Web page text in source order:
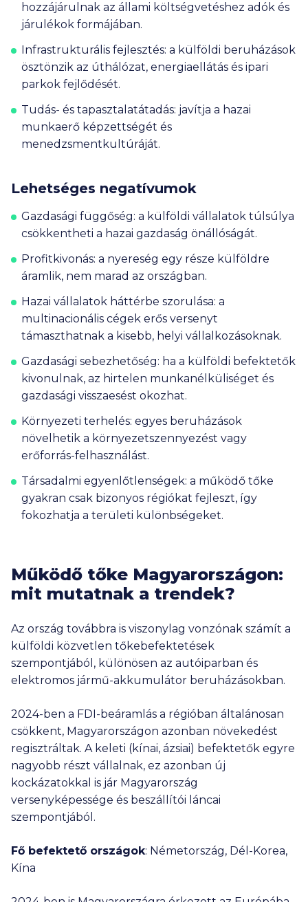
hozzájárulnak az állami költségvetéshez adók és
járulékok formájában.
Infrastrukturális fejlesztés: a külföldi beruházások
ösztönzik az úthálózat, energiaellátás és ipari
parkok fejlődését.
Tudás- és tapasztalatátadás: javítja a hazai
munkaerő képzettségét és
menedzsmentkultúráját.
Lehetséges negatívumok
Gazdasági függőség: a külföldi vállalatok túlsúlya
csökkentheti a hazai gazdaság önállóságát.
Profitkivonás: a nyereség egy része külföldre
áramlik, nem marad az országban.
Hazai vállalatok háttérbe szorulása: a
multinacionális cégek erős versenyt
támaszthatnak a kisebb, helyi vállalkozásoknak.
Gazdasági sebezhetőség: ha a külföldi befektetők
kivonulnak, az hirtelen munkanélküliséget és
gazdasági visszaesést okozhat.
Környezeti terhelés: egyes beruházások
növelhetik a környezetszennyezést vagy
erőforrás-felhasználást.
Társadalmi egyenlőtlenségek: a működő tőke
gyakran csak bizonyos régiókat fejleszt, így
fokozhatja a területi különbségeket.
Működő tőke Magyarországon:
mit mutatnak a trendek?
Az ország továbbra is viszonylag vonzónak számít a
külföldi közvetlen tőkebefektetések
szempontjából, különösen az autóiparban és
elektromos jármű-akkumulátor beruházásokban.
2024-ben a FDI-beáramlás a régióban általánosan
csökkent, Magyarországon azonban növekedést
regisztráltak. A keleti (kínai, ázsiai) befektetők egyre
nagyobb részt vállalnak, ez azonban új
kockázatokkal is jár Magyarország
versenyképessége és beszállítói láncai
szempontjából.
Fő befektető országok: Németország, Dél-Korea,
Kína